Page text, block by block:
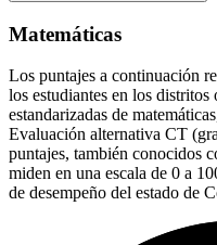
Matemáticas
Los puntajes a continuación
los estudiantes en los distritos
estandarizadas de
Evaluación alternativa CT
puntajes, también conocidos
miden en una escala de 0 a
de desempeño del estado de